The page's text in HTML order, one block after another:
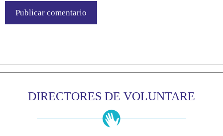
DIRECTORES DE VOLUNTARE